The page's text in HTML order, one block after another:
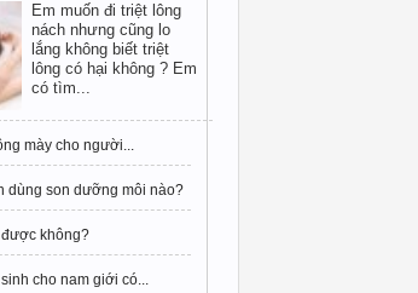
Em muốn đi triệt lông
nách nhưng cũng lo
lắng không biết triệt
lông có hại không ? Em
có tìm...
mày cho người...
dùng son dưỡng môi nào?
không?
cho nam giới có...